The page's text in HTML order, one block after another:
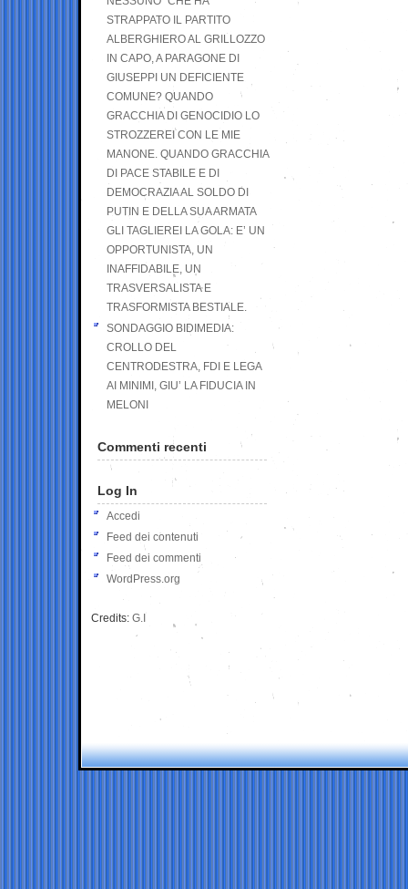
STRAPPATO IL PARTITO
ALBERGHIERO AL GRILLOZZO
IN CAPO, A PARAGONE DI
GIUSEPPI UN DEFICIENTE
COMUNE? QUANDO
GRACCHIA DI GENOCIDIO LO
STROZZEREI CON LE MIE
MANONE. QUANDO GRACCHIA
DI PACE STABILE E DI
DEMOCRAZIA AL SOLDO DI
PUTIN E DELLA SUA ARMATA
GLI TAGLIEREI LA GOLA: E’ UN
OPPORTUNISTA, UN
INAFFIDABILE, UN
TRASVERSALISTA E
TRASFORMISTA BESTIALE.
SONDAGGIO BIDIMEDIA:
CROLLO DEL
CENTRODESTRA, FDI E LEGA
AI MINIMI, GIU’ LA FIDUCIA IN
MELONI
Commenti recenti
Log In
Accedi
Feed dei contenuti
Feed dei commenti
WordPress.org
Credits: G.I